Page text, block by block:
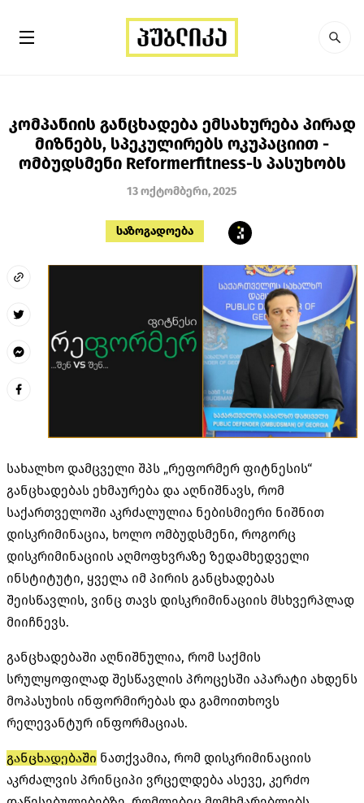
კომპანიის განცხადება ემსახურება პირად
მიზნებს, სპეკულირებს ოკუპაციით -
ომბუდსმენი Reformerfitness-ს პასუხობს
13 ოქტომბერი, 2025
საზოგადოება
სახალხო დამცველი შპს „რეფორმერ ფიტნესის“
განცხადებას ეხმაურება და აღნიშნავს, რომ
საქართველოში აკრძალულია ნებისმიერი ნიშნით
დისკრიმინაცია, ხოლო ომბუდსმენი, როგორც
დისკრიმინაციის აღმოფხვრაზე ზედამხედველი
ინსტიტუტი, ყველა იმ პირის განცხადებას
შეისწავლის, ვინც თავს დისკრიმინაციის მსხვერპლად
მიიჩნევს.
განცხადებაში აღნიშნულია, რომ საქმის
სრულყოფილად შესწავლის პროცესში აპარატი ახდენს
მოპასუხის ინფორმირებას და გამოითხოვს
რელევანტურ ინფორმაციას.
განცხადებაში ნათქვამია, რომ დისკრიმინაციის
აკრძალვის პრინციპი ვრცელდება ასევე, კერძო